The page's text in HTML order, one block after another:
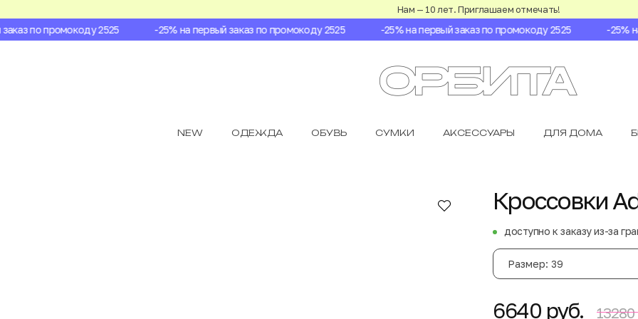
Нам — 10 лет. Приглашаем отмечать!
по промокоду 2525 -25% на первый заказ по промокоду 2525 -25% на первый заказ по промокоду 2525 -25%
NEW ОДЕЖДА ОБУВЬ СУМКИ АКСЕССУАРЫ ДЛЯ ДОМА
Кроссовки
доступно к заказу из-за
Размер: 39
6640 руб. 13280